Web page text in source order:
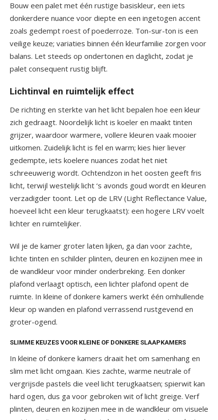
Bouw een palet met één rustige basiskleur, een iets
donkerdere nuance voor diepte en een ingetogen accent
zoals gedempt roest of poederroze. Ton-sur-ton is een
veilige keuze; variaties binnen één kleurfamilie zorgen voor
balans. Let steeds op ondertonen en daglicht, zodat je
palet consequent rustig blijft.
Lichtinval en ruimtelijk effect
De richting en sterkte van het licht bepalen hoe een kleur
zich gedraagt. Noordelijk licht is koeler en maakt tinten
grijzer, waardoor warmere, vollere kleuren vaak mooier
uitkomen. Zuidelijk licht is fel en warm; kies hier liever
gedempte, iets koelere nuances zodat het niet
schreeuwerig wordt. Ochtendzon in het oosten geeft fris
licht, terwijl westelijk licht ‘s avonds goud wordt en kleuren
verzadigder toont. Let op de LRV (Light Reflectance Value,
hoeveel licht een kleur terugkaatst): een hogere LRV voelt
lichter en ruimtelijker.
Wil je de kamer groter laten lijken, ga dan voor zachte,
lichte tinten en schilder plinten, deuren en kozijnen mee in
de wandkleur voor minder onderbreking. Een donker
plafond verlaagt optisch, een lichter plafond opent de
ruimte. In kleine of donkere kamers werkt één omhullende
kleur op wanden en plafond verrassend rustgevend en
groter-ogend.
SLIMME KEUZES VOOR KLEINE OF DONKERE SLAAPKAMERS
In kleine of donkere kamers draait het om samenhang en
slim met licht omgaan. Kies zachte, warme neutrale of
vergrijsde pastels die veel licht terugkaatsen; spierwit kan
hard ogen, dus ga voor gebroken wit of licht greige. Verf
plinten, deuren en kozijnen mee in de wandkleur om visuele